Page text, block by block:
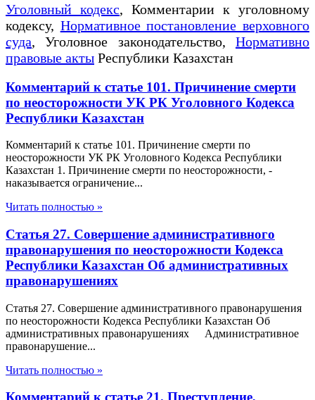
Уголовный кодекс, Комментарии к уголовному
кодексу, Нормативное постановление верховного
суда, Уголовное законодательство, Нормативно
правовые акты Республики Казахстан
Комментарий к статье 101. Причинение смерти
по неосторожности УК РК Уголовного Кодекса
Республики Казахстан
Комментарий к статье 101. Причинение смерти по
неосторожности УК РК Уголовного Кодекса Республики
Казахстан 1. Причинение смерти по неосторожности, -
наказывается ограничение...
Читать полностью »
Статья 27. Совершение административного
правонарушения по неосторожности Кодекса
Республики Казахстан Об административных
правонарушениях
Статья 27. Совершение административного правонарушения
по неосторожности Кодекса Республики Казахстан Об
административных правонарушениях Административное
правонарушение...
Читать полностью »